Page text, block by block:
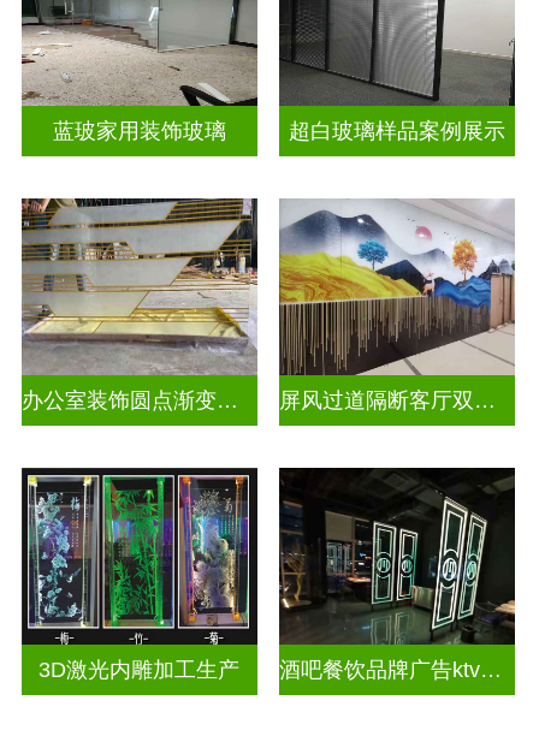
蓝玻家用装饰玻璃 超白玻璃样品案例展示
办公室装饰圆点渐变彩绘打印玻璃 屏风过道隔断客厅双面磨砂透光uv打印玻璃
3D激光内雕加工生产 酒吧餐饮品牌广告ktv激光内雕发光艺术玻璃